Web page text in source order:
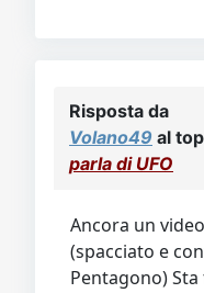
Risposta da
Volano49 al
parla di UFO
Ancora un
(spacciato e
Pentagono)